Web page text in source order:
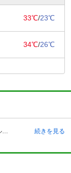
33℃/23℃
34℃/26℃
東都飯能カントリー倶楽部は、広大な敷地に広がるゴルフ場です。また、埼玉県にあるため都心からアクセスがしやすいことも人気の理由の一つです。 アクセス方法は、車であれば圏央道の青梅インターチェンジからゴルフ場に行く場合と、中央道八王子インターチェンジのいずれかの方法で行くことができ、いずれの方法もゴルフ場までは約30分で行くことができます。電車の場合は、西武池袋線に乗り飯能駅で下車します。飯能駅ではクラブバスが運行しているので、乗車することができます。 クラブハウス内にはレストランや、大浴場、ロッカールームという設備が整っています。また、レストランでは多彩なメニューが揃っています。その他、アプローチやバンカーの練習場も完備されています。 続きを見る